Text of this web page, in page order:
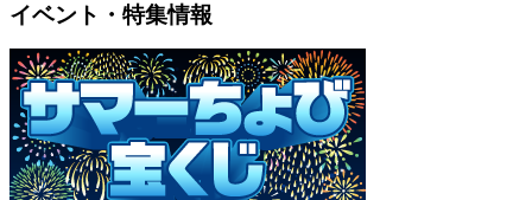
イベント・特集情報